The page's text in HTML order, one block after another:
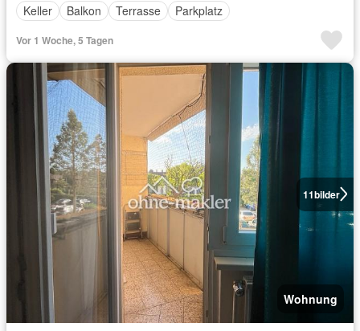
Keller
Balkon Terrasse Parkplatz
Vor 1 Woche, 5 Tagen
11bilder
Wohnung